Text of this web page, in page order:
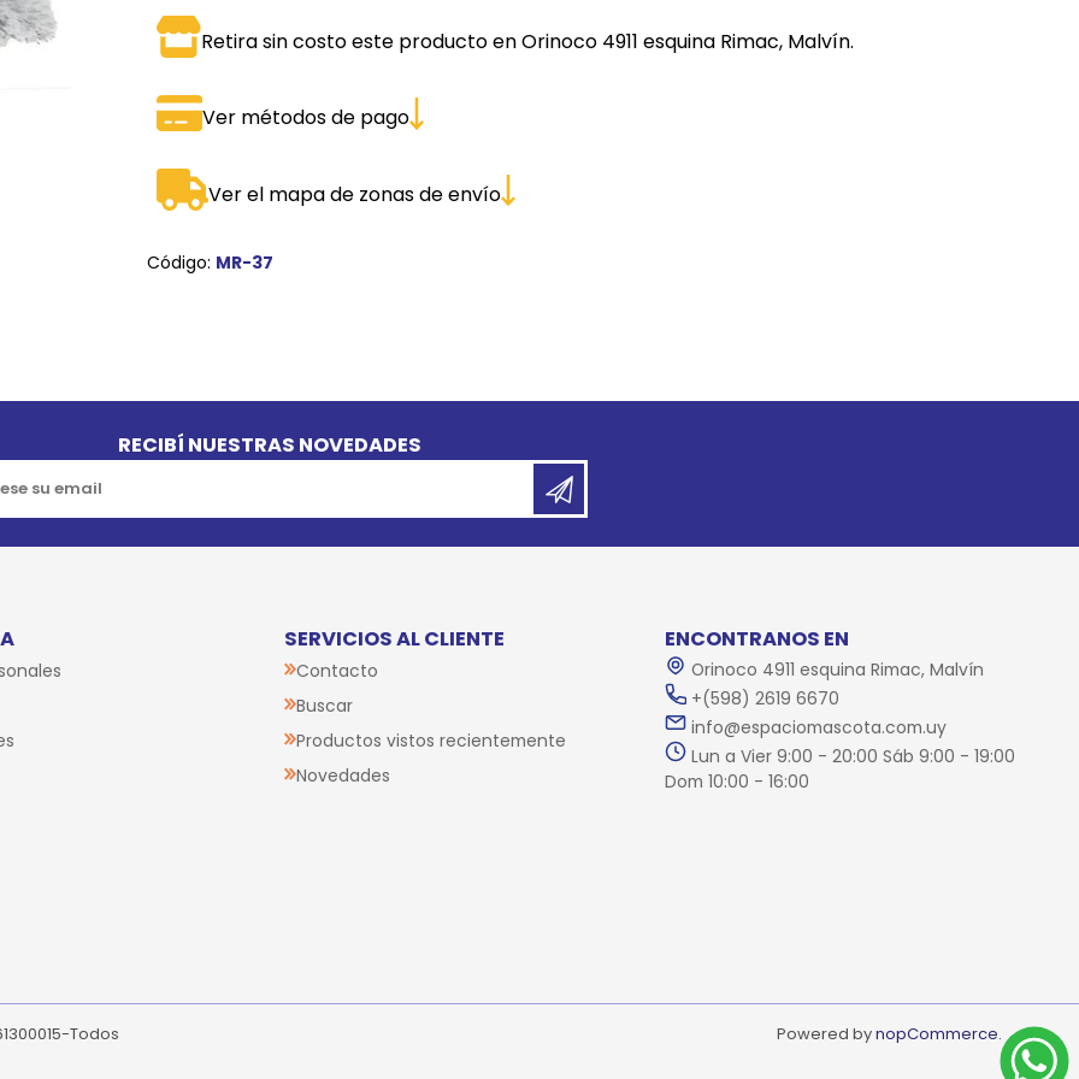
THREE CATS
Retira sin costo este producto en Orinoco 4911 esquina Rimac, Malvín.
Ver métodos de pago
Ver el mapa de zonas de envío
Código: MR-37
RECIBÍ NUESTRAS NOVEDADES
SERVICIOS AL CLIENTE
Contacto
Buscar
Productos vistos recientemente
Novedades
ENCONTRANOS EN
Orinoco 4911 esquina Rimac, Malvín
+(598) 2619 6670
info@espaciomascota.com.uy
Lun a Vier 9:00 - 20:00 Sáb 9:00 - 19:00
Dom 10:00 - 16:00
Todos
Powered bynopCommerce.